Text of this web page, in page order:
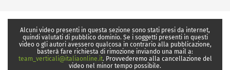
Alcuni video presenti in questa sezione sono stati presi da internet,
quindi valutati di pubblico dominio. Se i soggetti presenti in questi
video o gli autori avessero qualcosa in contrario alla pubblicazione,
basterà fare richiesta di rimozione inviando una mail a:
team_verticali@italiaonline.it. Provvederemo alla cancellazione del
video nel minor tempo possibile.